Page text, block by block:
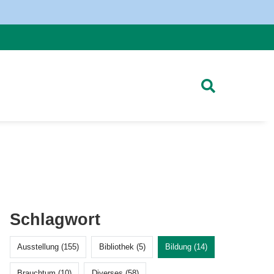
Schlagwort
Ausstellung (155) Bibliothek (5) Bildung (14)